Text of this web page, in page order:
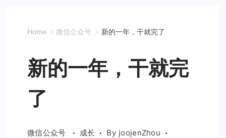
Home 微信公众号 新的一年，干就完了
新的一年，干就完
了
微信公众号 成长 By joojenZhou